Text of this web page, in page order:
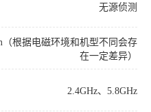
无源侦测
（根据电磁环境和机型不同会存
在一定差异）
2.4GHz、5.8GHz